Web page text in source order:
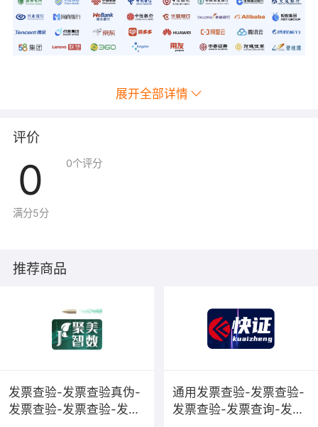
展开全部详情
评价
0
满分5分
0个评分
推荐商品
发票查验-发票查验真伪-
发票查验-发票查验-发票
通用发票查验-发票查验-
发票查验-发票查询-发票